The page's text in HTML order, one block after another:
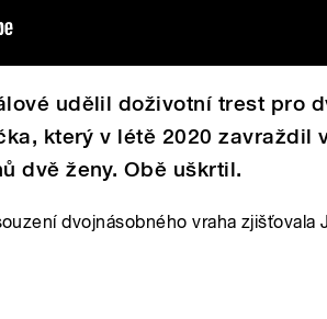
udělil doživotní trest pro
který v létě 2020 zavraždil
dvě ženy. Obě uškrtil.
dvojnásobného vraha zjišťovala